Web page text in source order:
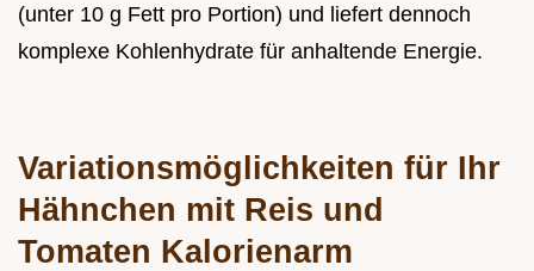
(unter 10 g Fett pro Portion) und liefert dennoch
komplexe Kohlenhydrate für anhaltende Energie.
Variationsmöglichkeiten für Ihr
Hähnchen mit Reis und
Tomaten Kalorienarm